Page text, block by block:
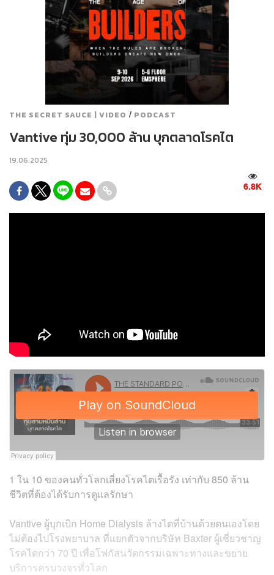
THE SECRET SAUCE | VIDEO / PODCAST
Vantive ทุ่ม 30,000 ล้าน บุกตลาดโรคไต
19.06.2025
6.8K
1 ใน 10 ของคนทั่วโลกเสี่ยงโรคไตเรื้อรัง เท่ากับ 850 ล้าน
ชีวิตที่ต้องได้รับการดูแลรักษา
Vantive ผู้บุกเบิก Home Dialysis ล้างไตที่บ้านด้วยตนเองโดย
ไม่ต้องไปโรงพยาบาล ที่แยกตัวจากบริษัท Baxter ผู้เชี่ยวชาญ
โรคไตกว่า 70 ปี เพื่อโฟกัสนวัตกรรมเฉพาะทางและขยาย
บริการครบวงจรทั่วโลก